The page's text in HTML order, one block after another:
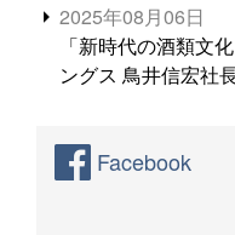
2025年08月06日
「新時代の酒類文
ングス 鳥井信宏社
Facebook